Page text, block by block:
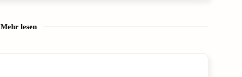
Mehr lesen